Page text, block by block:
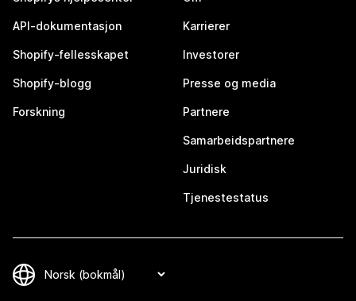
API-dokumentasjon
Shopify-fellesskapet
Shopify-blogg
Forskning
Karrierer
Investorer
Presse og media
Partnere
Samarbeidspartnere
Juridisk
Tjenestestatus